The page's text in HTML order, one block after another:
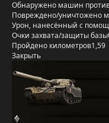
Обнаружено машин
Повреждено/уничтожено
Урон, нанесённый с
Очки захвата/защиты базы
Пройдено километров1,59
Закрыть